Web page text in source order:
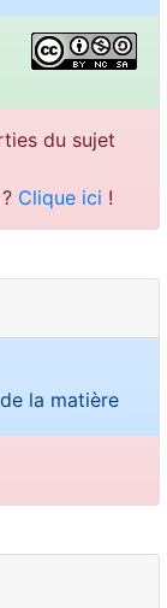
du sujet
Clique ici !
la matière